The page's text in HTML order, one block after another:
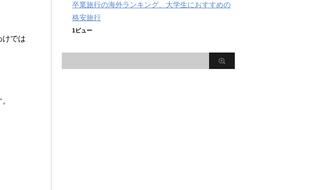
けでは
卒業旅行の海外ランキング、大学生におすすめの
格安旅行
1ビュー